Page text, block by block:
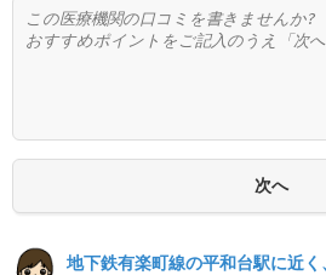
地下鉄有楽町線の平和台駅に近く